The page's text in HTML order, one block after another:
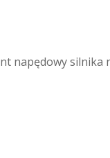
napędowy silnika